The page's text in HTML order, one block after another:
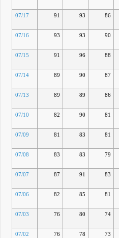
07/17
91 93 86
07/16
93 93 90
07/15 91 96 88
07/14 89 90 87
07/13 89 89 86
07/10 82 90 81
07/09
81 83 81
07/08
83 83 79
07/07
87 91 83
07/06
82 85 81
07/03
76 80 74
07/02
76 78 73